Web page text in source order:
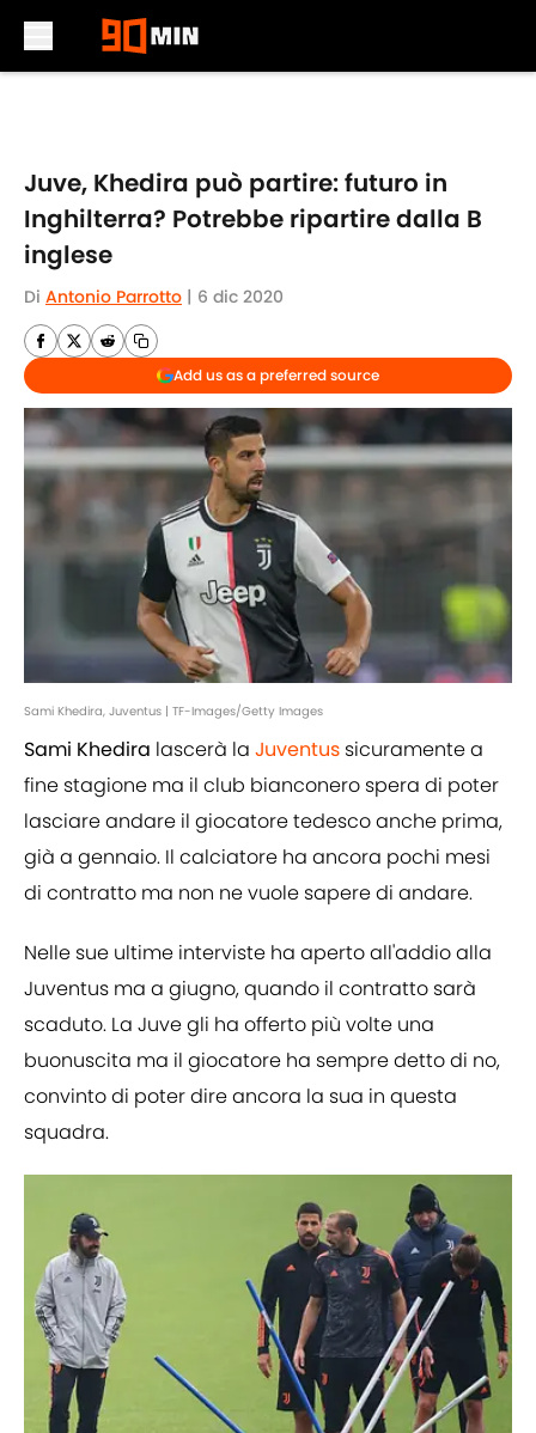
Juve, Khedira può partire: futuro in
Inghilterra? Potrebbe ripartire dalla B
inglese
Di Antonio Parrotto | 6 dic 2020
Add us as a preferred source
Sami Khedira, Juventus | TF-Images/Getty Images
Sami Khedira lascerà la Juventus sicuramente a
fine stagione ma il club bianconero spera di poter
lasciare andare il giocatore tedesco anche prima,
già a gennaio. Il calciatore ha ancora pochi mesi
di contratto ma non ne vuole sapere di andare.
Nelle sue ultime interviste ha aperto all'addio alla
Juventus ma a giugno, quando il contratto sarà
scaduto. La Juve gli ha offerto più volte una
buonuscita ma il giocatore ha sempre detto di no,
convinto di poter dire ancora la sua in questa
squadra.